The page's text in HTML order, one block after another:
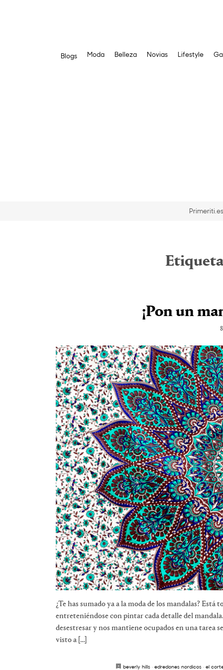
Blogs Moda Belleza Novias Lifestyle
Primeriti.es
¡Pon un
¿Te has sumado ya a la moda de los mandalas?
entreteniéndose con pintar cada detalle del
desestresar y nos mantiene ocupados en una tarea
visto a […]
beverly hills· edredones nordicos· el